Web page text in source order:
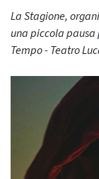
La Stagione,
una piccola
Tempo - Teatro